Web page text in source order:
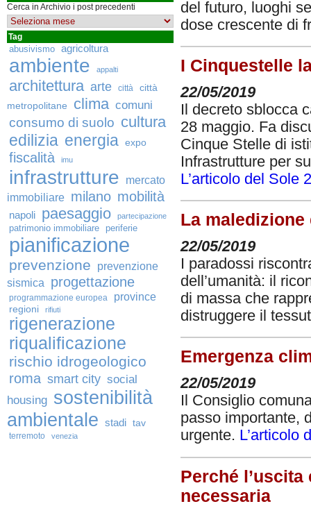
Cerca in Archivio i post precedenti
Tag
abusivismo agricoltura
ambiente appalti
architettura arte città
città
metropolitane
clima comuni
consumo di suolo cultura
edilizia energia expo
fiscalità imu
infrastrutture
mercato
immobiliare milano mobilità
napoli paesaggio partecipazione
patrimonio immobiliare periferie
pianificazione
prevenzione
prevenzione
sismica
progettazione
programmazione europea province
regioni rifiuti
rigenerazione
riqualificazione
rischio idrogeologico
roma smart city social
housing sostenibilità
ambientale stadi tav
terremoto venezia
del futuro, luoghi
dose crescente di
I Cinquestelle
22/05/2019
Il decreto sblocca
28 maggio. Fa
Cinque Stelle di
Infrastrutture per
L’articolo del Sole
La maledizione
22/05/2019
I paradossi
dell’umanità: il
di massa che
distruggere il
Emergenza
22/05/2019
Il Consiglio
passo importante,
urgente. L’articolo
Perché
necessaria